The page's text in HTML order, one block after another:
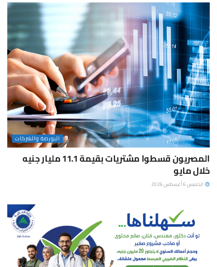
البورصة والشركات
المصريون قسطوا مشتريات بقيمة 11.1 مليار جنيه
خلال مايو
الخميس 6 أغسطس 2026